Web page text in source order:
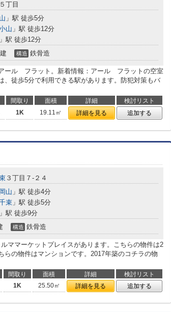
５丁目
」駅 徒歩5分
山 」駅 徒歩12分
」駅 徒歩12分
構造 鉄骨造
ール フラット。新着情報：アール フラットの空室
、徒歩5分で利用できる駅があります。防犯対策もバ
間取り 面積 詳細
検討リスト
1K 19.11㎡ 詳細を見る 追加する
３丁目７-２４
山 」駅 徒歩4分
束 」駅 徒歩5分
」駅 徒歩9分
構造 鉄骨造
ママーケットプレイスがあります。こちらの物件は2
らの物件はマンションです。2017年築のコチラの物
間取り 面積 詳細
検討リスト
1K 25.50㎡ 詳細を見る 追加する